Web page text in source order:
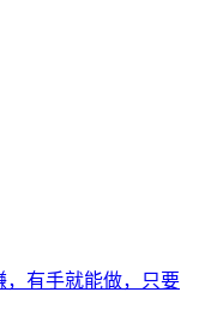
，有手就能做，只要